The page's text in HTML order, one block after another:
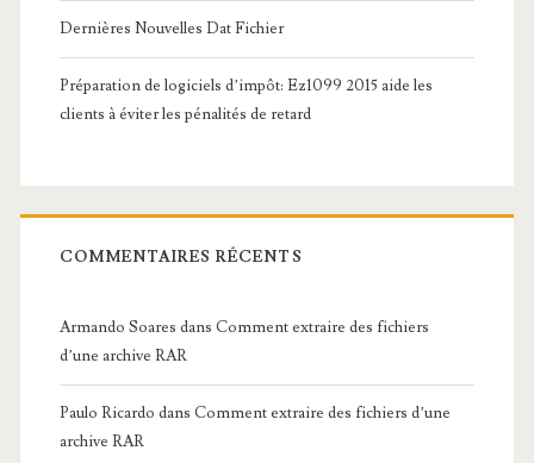
Dernières Nouvelles Dat Fichier
Préparation de logiciels d’impôt: Ez1099 2015 aide les
clients à éviter les pénalités de retard
COMMENTAIRES RÉCENTS
Armando Soares dans Comment extraire des fichiers
d’une archive RAR
Paulo Ricardo dans Comment extraire des fichiers d’une
archive RAR